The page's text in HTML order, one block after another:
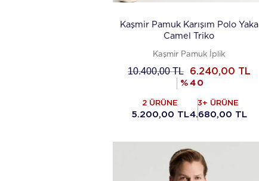
Kaşmir Pamuk Karışım Polo Yaka
Camel Triko
Kaşmir Pamuk İplik
10.400,00TL 6.240,00 TL
% 40
2 ÜRÜNE
5.200,00 TL
3+ ÜRÜNE
4.680,00 TL